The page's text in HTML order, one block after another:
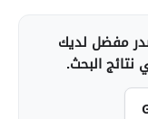
مفضل لديك
البحث.